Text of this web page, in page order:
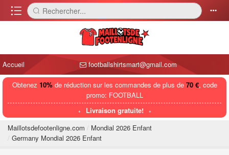
󰈍 󰅼 Rechercher... 󰄒
Accueil footballshirtsmart@gmail.com
Obtenez 10%de réduction sur les commandes de plus de 70 €, code
promo: FOOTBALL
Livraison gratuite!
Maillotsdefootenligne.com
Mondial 2026 Enfant
Germany Mondial 2026 Enfant